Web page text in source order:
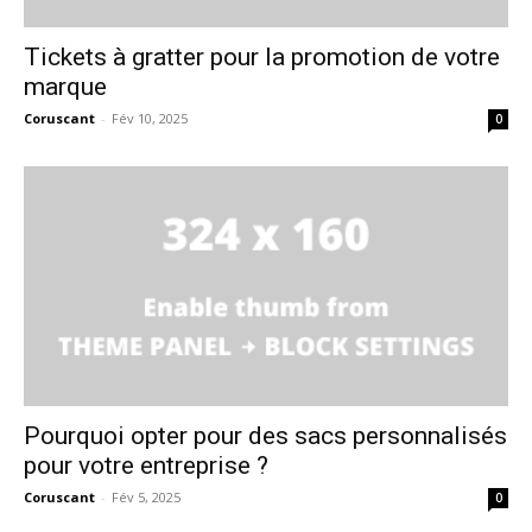
Tickets à gratter pour la promotion de votre
marque
Coruscant - Fév 10, 2025 0
Pourquoi opter pour des sacs personnalisés
pour votre entreprise ?
Coruscant - Fév 5, 2025 0